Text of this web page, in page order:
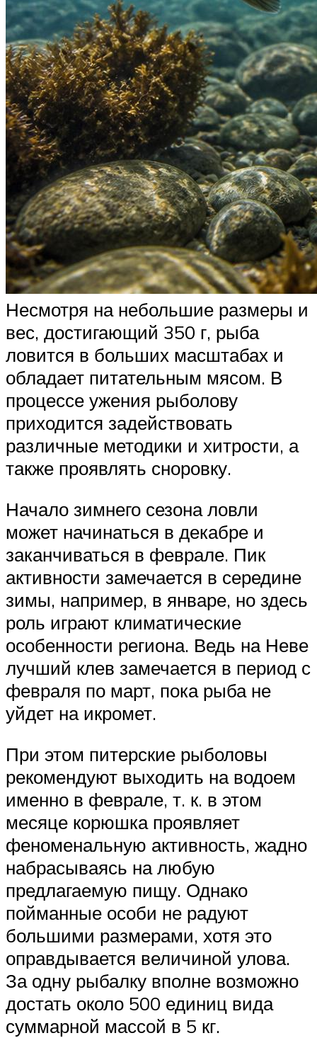
Несмотря на небольшие размеры и
вес, достигающий 350 г, рыба
ловится в больших масштабах и
обладает питательным мясом. В
процессе ужения рыболову
приходится задействовать
различные методики и хитрости, а
также проявлять сноровку.
Начало зимнего сезона ловли
может начинаться в декабре и
заканчиваться в феврале. Пик
активности замечается в середине
зимы, например, в январе, но здесь
роль играют климатические
особенности региона. Ведь на Неве
лучший клев замечается в период с
февраля по март, пока рыба не
уйдет на икромет.
При этом питерские рыболовы
рекомендуют выходить на водоем
именно в феврале, т. к. в этом
месяце корюшка проявляет
феноменальную активность, жадно
набрасываясь на любую
предлагаемую пищу. Однако
пойманные особи не радуют
большими размерами, хотя это
оправдывается величиной улова.
За одну рыбалку вполне возможно
достать около 500 единиц вида
суммарной массой в 5 кг.